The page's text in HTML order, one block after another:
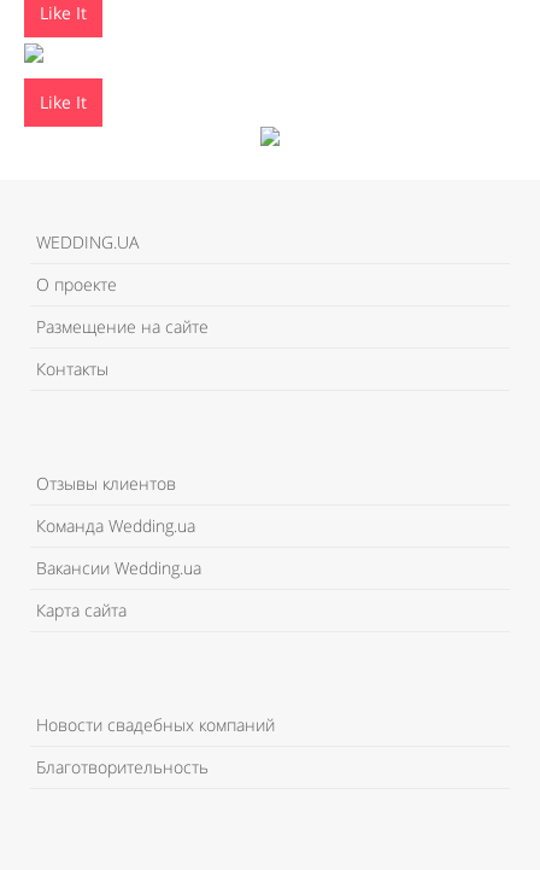
Like It
Like It
WEDDING.UA
О проекте
Размещение на сайте
Контакты
Отзывы клиентов
Команда Wedding.ua
Вакансии Wedding.ua
Карта сайта
Новости свадебных компаний
Благотворительность